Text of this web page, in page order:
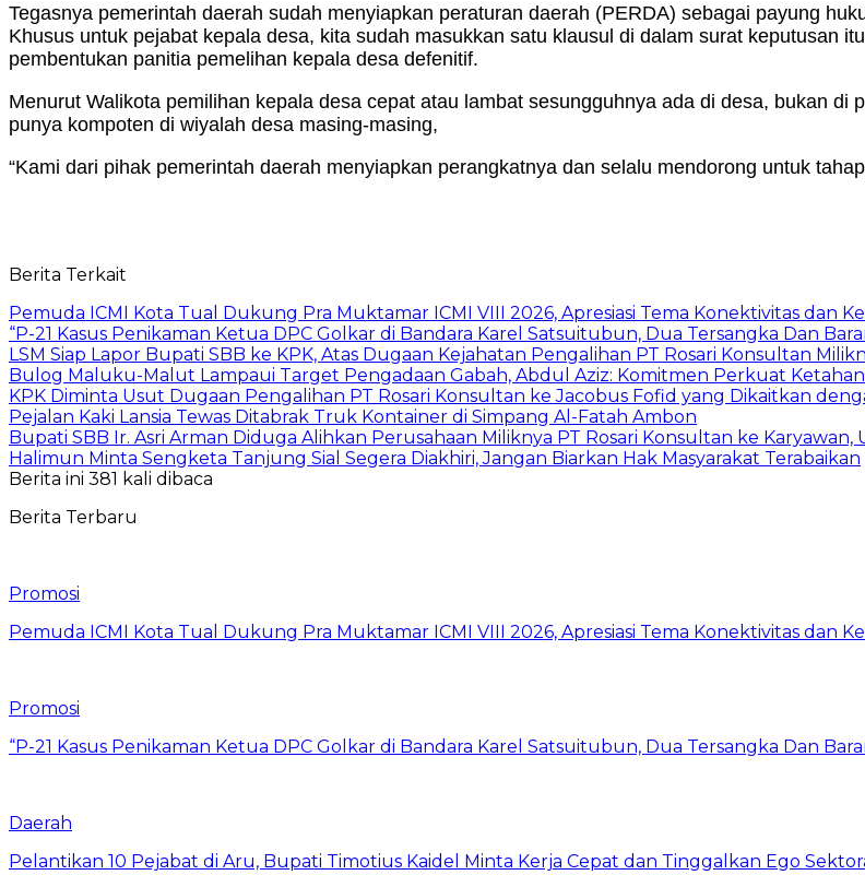
Tegasnya pemerintah daerah sudah menyiapkan peraturan daerah (PERDA) sebagai payung
Khusus untuk pejabat kepala desa, kita sudah masukkan satu klausul di dalam surat keputusan
pembentukan panitia pemelihan kepala desa defenitif.
Menurut Walikota pemilihan kepala desa cepat atau lambat sesungguhnya ada di desa, bukan
punya kompoten di wiyalah desa masing-masing,
“Kami dari pihak pemerintah daerah menyiapkan perangkatnya dan selalu mendorong untuk
Berita Terkait
Pemuda ICMI Kota Tual Dukung Pra Muktamar ICMI VIII 2026, Apresiasi Tema Konektivitas dan
“P-21 Kasus Penikaman Ketua DPC Golkar di Bandara Karel Satsuitubun, Dua Tersangka Dan
LSM Siap Lapor Bupati SBB ke KPK, Atas Dugaan Kejahatan Pengalihan PT Rosari Konsultan
Bulog Maluku-Malut Lampaui Target Pengadaan Gabah, Abdul Aziz: Komitmen Perkuat
KPK Diminta Usut Dugaan Pengalihan PT Rosari Konsultan ke Jacobus Fofid yang Dikaitkan
Pejalan Kaki Lansia Tewas Ditabrak Truk Kontainer di Simpang Al-Fatah Ambon
Bupati SBB Ir. Asri Arman Diduga Alihkan Perusahaan Miliknya PT Rosari Konsultan ke
Halimun Minta Sengketa Tanjung Sial Segera Diakhiri, Jangan Biarkan Hak Masyarakat Terabaikan
Berita ini 381 kali dibaca
Berita Terbaru
Promosi
Pemuda ICMI Kota Tual Dukung Pra Muktamar ICMI VIII 2026, Apresiasi Tema Konektivitas dan
Promosi
“P-21 Kasus Penikaman Ketua DPC Golkar di Bandara Karel Satsuitubun, Dua Tersangka Dan
Daerah
Pelantikan 10 Pejabat di Aru, Bupati Timotius Kaidel Minta Kerja Cepat dan Tinggalkan Ego